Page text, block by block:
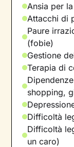
Ansia per
Attacchi di
Paure
(fobie)
Gestione
Terapia di
shopping,
Difficoltà
Difficoltà
un caro)